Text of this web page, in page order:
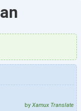
by Xamux Translate